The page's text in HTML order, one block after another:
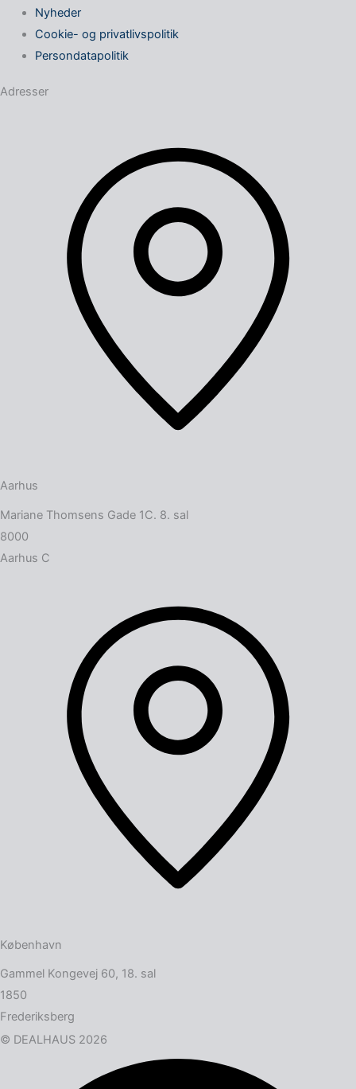
Nyheder
Cookie- og privatlivspolitik
Persondatapolitik
Adresser
Aarhus
Mariane Thomsens Gade 1C. 8. sal
8000
Aarhus C
København
Gammel Kongevej 60, 18. sal
1850
Frederiksberg
© DEALHAUS 2026